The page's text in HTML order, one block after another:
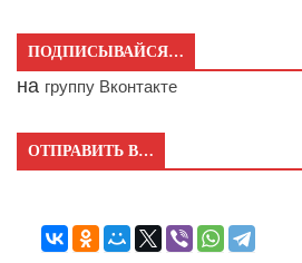
ПОДПИСЫВАЙСЯ…
на группу Вконтакте
ОТПРАВИТЬ В…